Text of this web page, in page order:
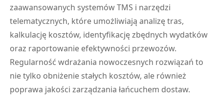
zaawansowanych systemów TMS i narzędzi
telematycznych, które umożliwiają analizę tras,
kalkulację kosztów, identyfikację zbędnych wydatków
oraz raportowanie efektywności przewozów.
Regularność wdrażania nowoczesnych rozwiązań to
nie tylko obniżenie stałych kosztów, ale również
poprawa jakości zarządzania łańcuchem dostaw.